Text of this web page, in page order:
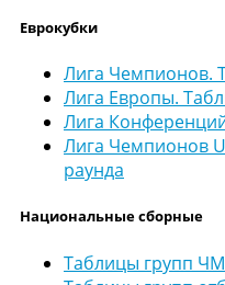
Еврокубки
Лига Чемпионов.
Лига Европы.
Лига
Лига Чемпионов
раунда
Национальные сборные
Таблицы групп ЧМ